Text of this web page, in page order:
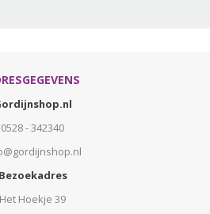
0528 - 342340
Bezoekadres
Het Hoekje 39